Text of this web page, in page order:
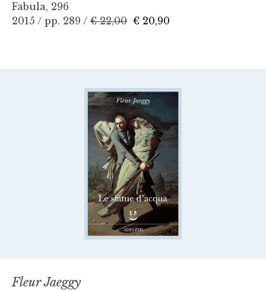
Fabula, 296
2015 / pp. 289 / € 22,00 € 20,90
Fleur Jaeggy